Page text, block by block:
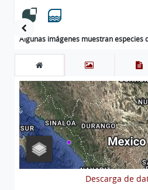
Algunas imágenes muestran especies
Descarga de